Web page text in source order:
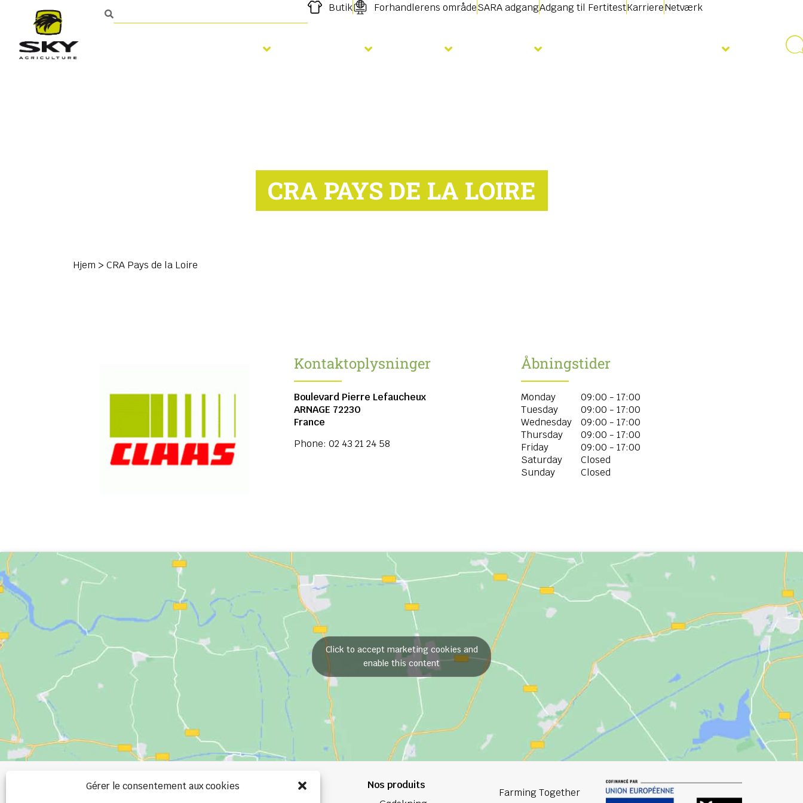
Gérer le consentement aux cookies
Butik Forhandlerens områdeSARA adgangAdgang til FertitestKarriereNetværk
CRA PAYS DE LA LOIRE
Hjem > CRA Pays de la Loire
Kontaktoplysninger
Boulevard Pierre Lefaucheux
ARNAGE 72230
France
Phone: 02 43 21 24 58
Åbningstider
Monday
09:00 - 17:00
Tuesday
09:00 - 17:00
Wednesday
09:00 - 17:00
Thursday
09:00 - 17:00
Friday
09:00 - 17:00
Saturday
Closed
Sunday
Closed
Click to accept marketing cookies and
enable this content
+33 (0)2 99 00 84 84
Nos produits
Farming Together